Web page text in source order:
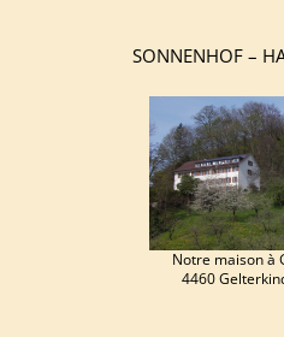
SONNENHOF –
Notre maison à
4460